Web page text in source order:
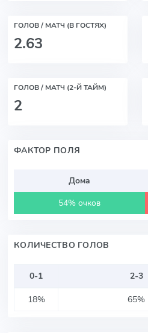
ГОЛОВ / МАТЧ (В ГОСТЯХ)
2.63
ГОЛОВ / МАТЧ (2-Й ТАЙМ)
2
ФАКТОР ПОЛЯ
Дома
54% очков
КОЛИЧЕСТВО ГОЛОВ
0-1 2-3
18%
65%